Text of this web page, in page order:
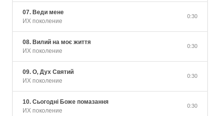
07. Веди мене
ИХ поколение
0:30
08. Вилий на моє життя
ИХ поколение
0:30
09. О, Дух Святий
ИХ поколение
0:30
10. Сьогодні Боже помазання
ИХ поколение
0:30